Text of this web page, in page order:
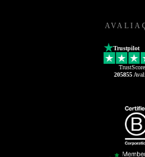
Trustpilot
TrustScore
205855